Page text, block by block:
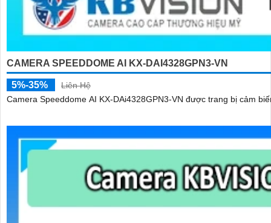
CAMERA SPEEDDOME AI KX-DAI4328GPN3-VN
5%-35%
Liên Hệ
Camera Speeddome AI KX-DAi4328GPN3-VN được trang bị cảm